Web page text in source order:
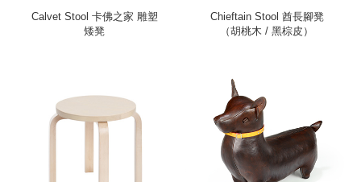
Calvet Stool 卡佛之家 雕塑
矮凳
Chieftain Stool 酋長腳凳
（胡桃木 / 黑棕皮）